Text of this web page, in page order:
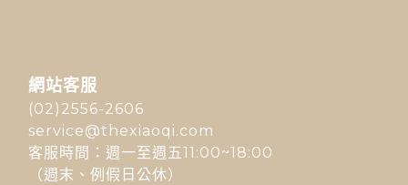
網站客服
(02)2556-2606
service@thexiaoqi.com
客服時間：週一至週五11:00~18:00
（週末、例假日公休）